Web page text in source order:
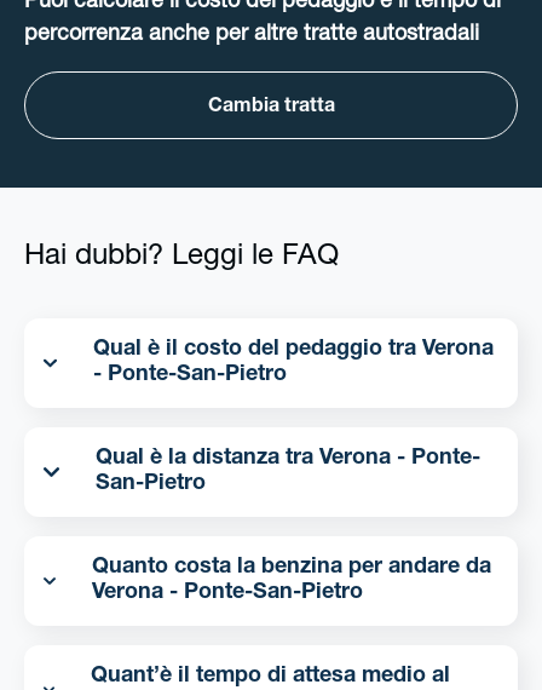
percorrenza anche per altre tratte autostradali
Cambia tratta
Hai dubbi? Leggi le FAQ
Qual è il costo del pedaggio tra Verona
- Ponte-San-Pietro
Qual è la distanza tra Verona - Ponte-
San-Pietro
Quanto costa la benzina per andare da
Verona - Ponte-San-Pietro
Quant’è il tempo di attesa medio al